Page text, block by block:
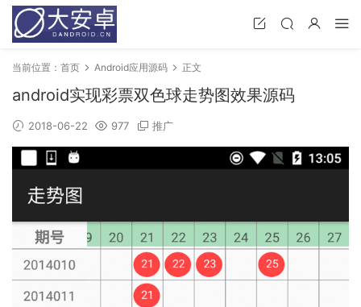
当前位置： 首页 Android应用源码 正文
android实现彩票双色球走势图效果源码
2018-06-22 977 推广